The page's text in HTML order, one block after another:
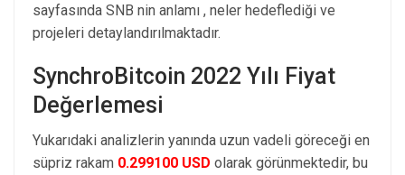
sayfasında SNB nin anlamı , neler hedeflediği ve
projeleri detaylandırılmaktadır.
SynchroBitcoin 2022 Yılı Fiyat
Değerlemesi
Yukarıdaki analizlerin yanında uzun vadeli göreceği en
süpriz rakam 0.299100 USD olarak görünmektedir, bu